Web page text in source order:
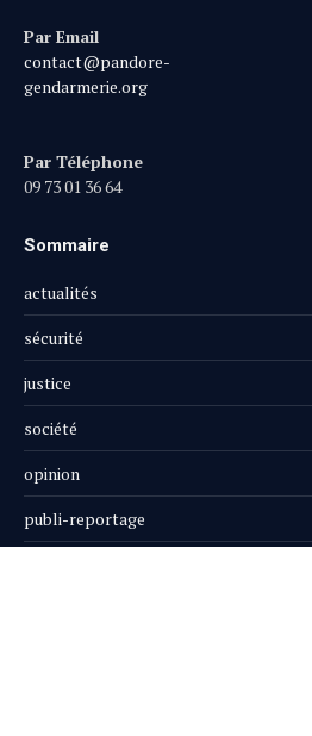
Par Email
contact@pandore-
gendarmerie.org
Par Téléphone
09 73 01 36 64
Sommaire
actualités
sécurité
justice
société
opinion
publi-reportage